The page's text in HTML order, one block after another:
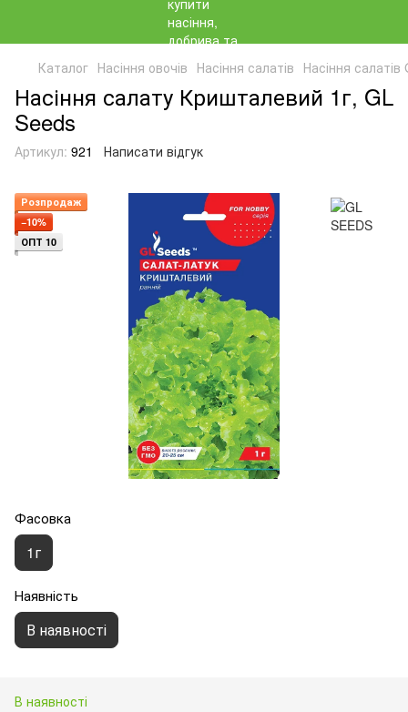
Каталог Насіння овочів Насіння салатів Насіння салатів
Насіння салату Кришталевий 1г, GL
Seeds
Артикул: 921 Написати відгук
Розпродаж
−10%
ОПТ 10
Фасовка
1г
Наявність
В наявності
В наявності